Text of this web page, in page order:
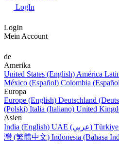
LogIn
LogIn
Mein Account
de
Amerika
United States (English) América
México (Español) Colombia
Europa
Europe (English) Deutschland
(Polski) Italia (Italiano) United
Asien
India (English)
UAE (عربي)
灣 (繁體中文) Indonesia (Bahasa